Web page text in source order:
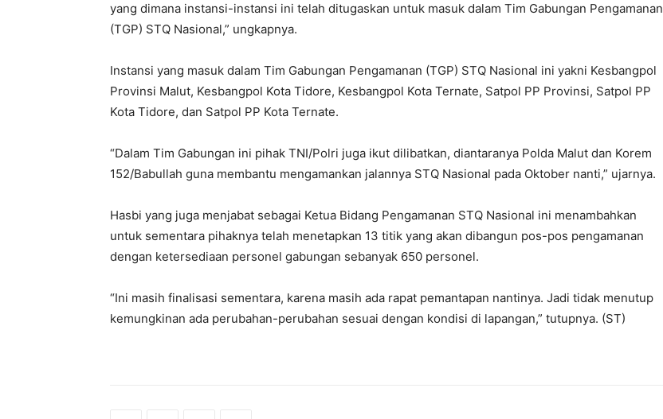
yang dimana instansi-instansi ini telah ditugaskan untuk masuk dalam Tim Gabungan Pengamanan
(TGP) STQ Nasional,” ungkapnya.
Instansi yang masuk dalam Tim Gabungan Pengamanan (TGP) STQ Nasional ini yakni Kesbangpol
Provinsi Malut, Kesbangpol Kota Tidore, Kesbangpol Kota Ternate, Satpol PP Provinsi, Satpol PP
Kota Tidore, dan Satpol PP Kota Ternate.
“Dalam Tim Gabungan ini pihak TNI/Polri juga ikut dilibatkan, diantaranya Polda Malut dan Korem
152/Babullah guna membantu mengamankan jalannya STQ Nasional pada Oktober nanti,” ujarnya.
Hasbi yang juga menjabat sebagai Ketua Bidang Pengamanan STQ Nasional ini menambahkan
untuk sementara pihaknya telah menetapkan 13 titik yang akan dibangun pos-pos pengamanan
dengan ketersediaan personel gabungan sebanyak 650 personel.
“Ini masih finalisasi sementara, karena masih ada rapat pemantapan nantinya. Jadi tidak menutup
kemungkinan ada perubahan-perubahan sesuai dengan kondisi di lapangan,” tutupnya. (ST)